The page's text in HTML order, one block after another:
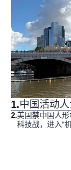
1.中国活动
2.美国禁中国人
科技战，进入“